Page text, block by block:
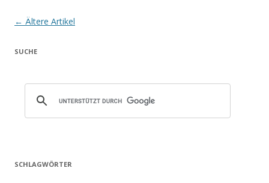
Artikel-Navigation
← Ältere Artikel
SUCHE
SCHLAGWÖRTER